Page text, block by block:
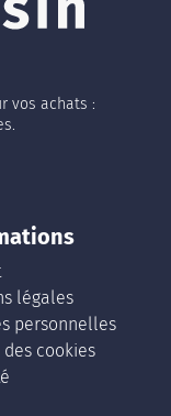
vos achats :
légales
personnelles
des cookies